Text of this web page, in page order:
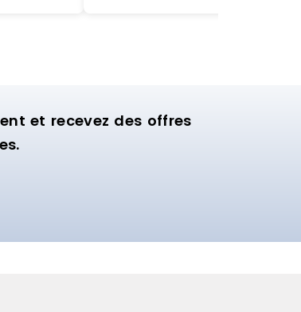
et recevez des offres